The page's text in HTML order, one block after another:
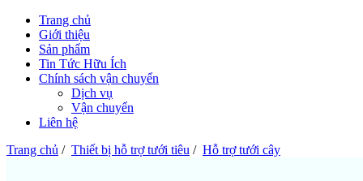
Trang chủ
Giới thiệu
Sản phẩm
Tin Tức Hữu Ích
Chính sách vận chuyển
Dịch vụ
Vận chuyển
Liên hệ
Trang chủ / Thiết bị hỗ trợ tưới tiêu / Hỗ trợ tưới cây